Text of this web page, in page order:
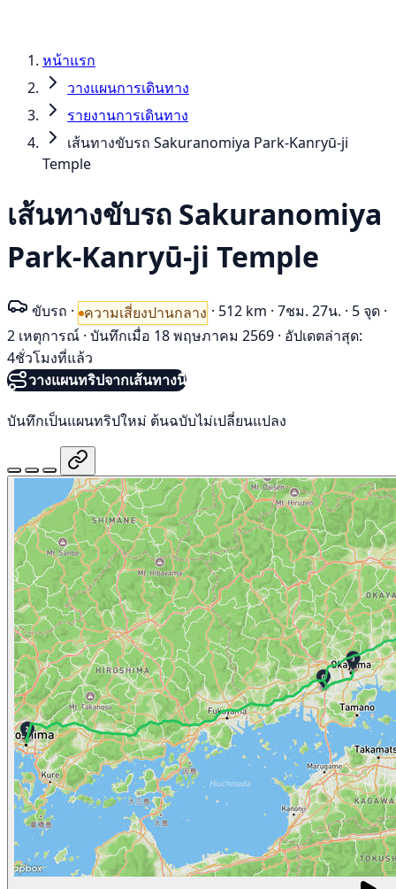
หน้าแรก
วางแผนการเดินทาง
รายงานการเดินทาง
เส้นทางขับรถ Sakuranomiya Park-Kanryū-ji
Temple
เส้นทางขับรถ Sakuranomiya
Park-Kanryū-ji Temple
ขับรถ · ความเสี่ยงปานกลาง · 512 km · 7ชม. 27น. · 5 จุด ·
2 เหตุการณ์ · บันทึกเมื่อ 18 พฤษภาคม 2569 · อัปเดตล่าสุด:
4ชั่วโมงที่แล้ว
วางแผนทริปจากเส้นทางนี้
บันทึกเป็นแผนทริปใหม่ ต้นฉบับไม่เปลี่ยนแปลง